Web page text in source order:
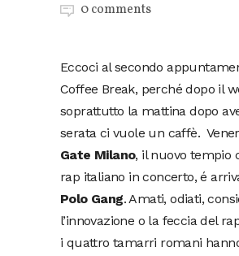
0 comments
Eccoci al secondo
Coffee Break, perché dopo il
soprattutto la mattina dopo
serata ci vuole un caffè.
Gate Milano, il nuovo tempio
rap italiano in concerto, é
Polo Gang. Amati, odiati,
l’innovazione o la feccia del
i quattro tamarri romani